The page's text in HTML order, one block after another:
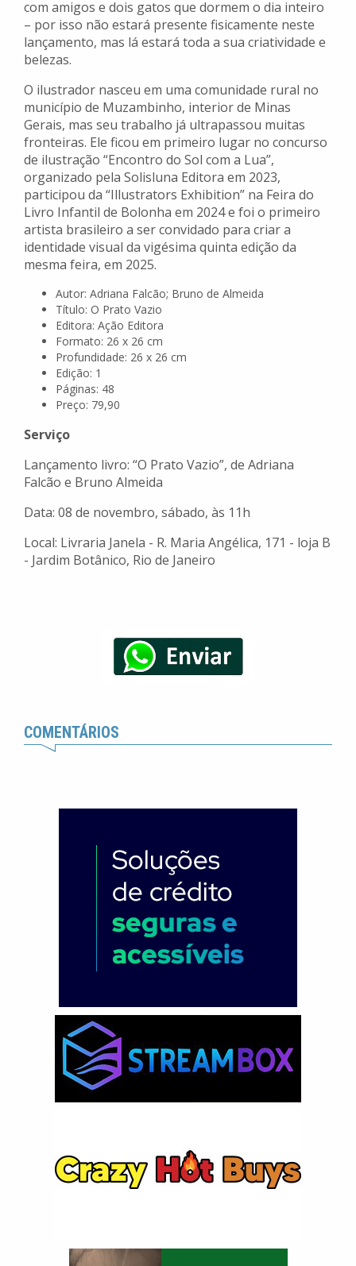
com amigos e dois gatos que dormem o dia inteiro
– por isso não estará presente fisicamente neste
lançamento, mas lá estará toda a sua criatividade e
belezas.
O ilustrador nasceu em uma comunidade rural no
município de Muzambinho, interior de Minas
Gerais, mas seu trabalho já ultrapassou muitas
fronteiras. Ele ficou em primeiro lugar no concurso
de ilustração “Encontro do Sol com a Lua”,
organizado pela Solisluna Editora em 2023,
participou da “Illustrators Exhibition” na Feira do
Livro Infantil de Bolonha em 2024 e foi o primeiro
artista brasileiro a ser convidado para criar a
identidade visual da vigésima quinta edição da
mesma feira, em 2025.
Autor: Adriana Falcão; Bruno de Almeida
Título: O Prato Vazio
Editora: Ação Editora
Formato: 26 x 26 cm
Profundidade: 26 x 26 cm
Edição: 1
Páginas: 48
Preço: 79,90
Serviço
Lançamento livro: “O Prato Vazio”, de Adriana
Falcão e Bruno Almeida
Data: 08 de novembro, sábado, às 11h
Local: Livraria Janela - R. Maria Angélica, 171 - loja B
- Jardim Botânico, Rio de Janeiro
COMENTÁRIOS